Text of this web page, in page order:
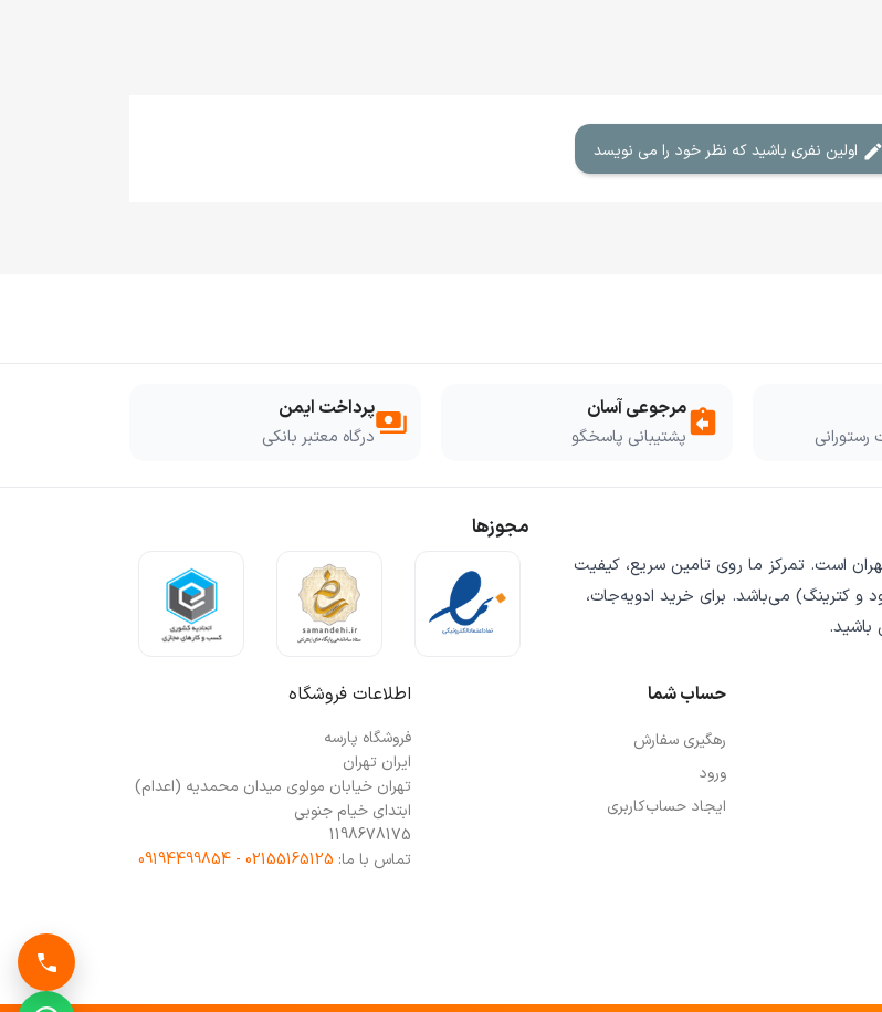
رستورانی assignment_returnمرجوعی آسان
پشتیبانی پاسخگو paymentsپرداخت ایمن
درگاه معتبر بانکی
است. تمرکز ما روی تامین سریع، کیفیت
و کترینگ) می‌باشد. برای خرید ادویه‌جات،
باشید.
مجوزها
حساب شما
رهگیری سفارش
ورود
ایجاد حساب‌کاربری
اطلاعات فروشگاه
فروشگاه پارسه
ایران تهران
تهران خیابان مولوی میدان محمدیه (اعدام)
ابتدای خیام جنوبی
1198678175
تماس با ما: 02155165125 - 09194499854